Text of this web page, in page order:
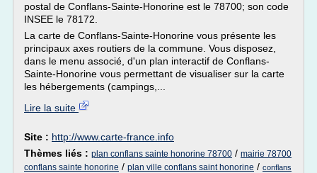
postal de Conflans-Sainte-Honorine est le 78700; son code
INSEE le 78172.
La carte de Conflans-Sainte-Honorine vous présente les
principaux axes routiers de la commune. Vous disposez,
dans le menu associé, d'un plan interactif de Conflans-
Sainte-Honorine vous permettant de visualiser sur la carte
les hébergements (campings,...
Lire la suite
Site : http://www.carte-france.info
Thèmes liés : plan conflans sainte honorine 78700 / mairie 78700
conflans sainte honorine / plan ville conflans saint honorine / conflans